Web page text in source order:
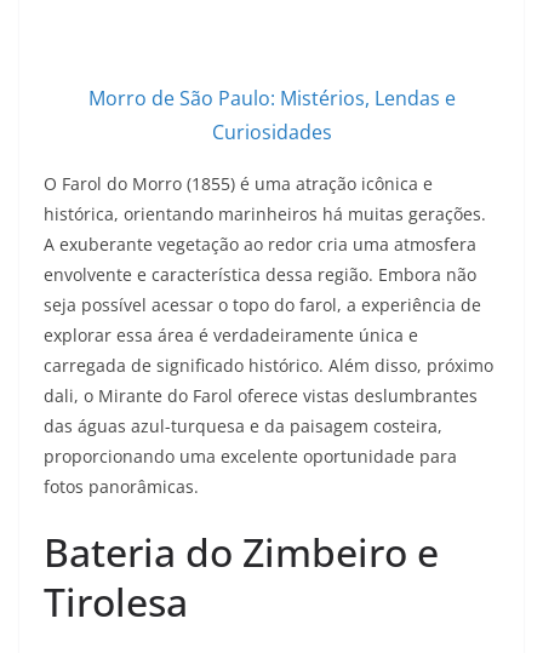
Morro de São Paulo: Mistérios, Lendas e
Curiosidades
O Farol do Morro (1855) é uma atração icônica e
histórica, orientando marinheiros há muitas gerações.
A exuberante vegetação ao redor cria uma atmosfera
envolvente e característica dessa região. Embora não
seja possível acessar o topo do farol, a experiência de
explorar essa área é verdadeiramente única e
carregada de significado histórico. Além disso, próximo
dali, o Mirante do Farol oferece vistas deslumbrantes
das águas azul-turquesa e da paisagem costeira,
proporcionando uma excelente oportunidade para
fotos panorâmicas.
Bateria do Zimbeiro e
Tirolesa